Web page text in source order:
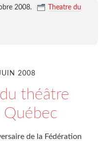
2008.
Theatre du
2008
théâtre
Québec
de la Fédération